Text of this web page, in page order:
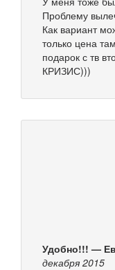
Проблему
Как вариант
только цена
подарок с тв
КРИЗИС)))
Удобно!!! —
декабря 2015